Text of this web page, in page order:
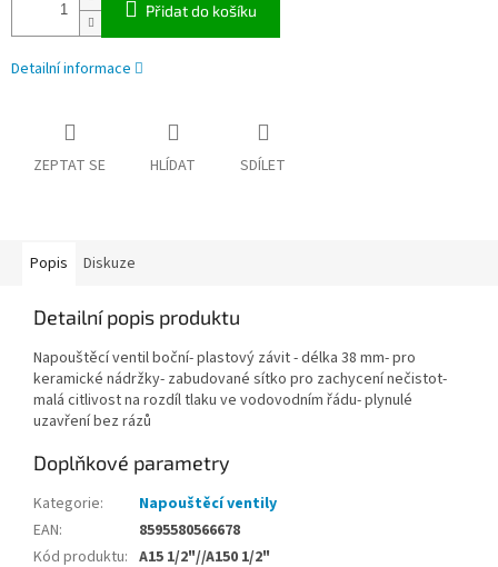
Přidat do košíku
Detailní informace
ZEPTAT SE HLÍDAT SDÍLET
Popis Diskuze
Detailní popis produktu
Napouštěcí ventil boční- plastový závit - délka 38 mm- pro
keramické nádržky- zabudované sítko pro zachycení nečistot-
malá citlivost na rozdíl tlaku ve vodovodním řádu- plynulé
uzavření bez rázů
Doplňkové parametry
Kategorie:
Napouštěcí ventily
EAN:
8595580566678
Kód produktu: A15 1/2"//A150 1/2"